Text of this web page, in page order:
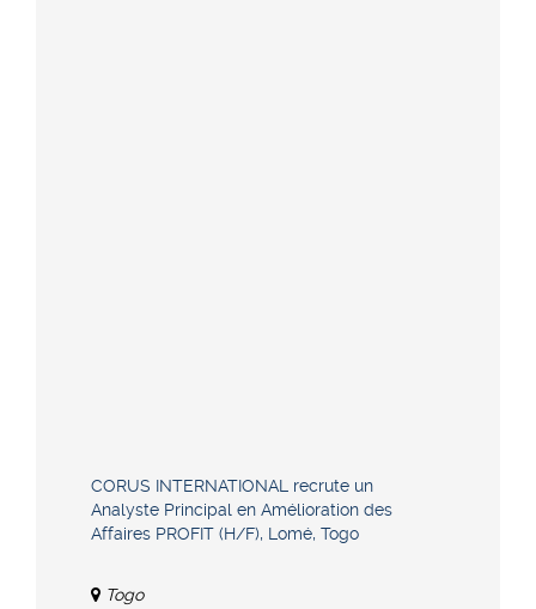
CORUS INTERNATIONAL recrute un
Analyste Principal en Amélioration des
Affaires PROFIT (H/F), Lomé, Togo
Togo